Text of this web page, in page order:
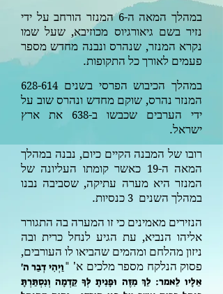
במהלך המאה ה-6המנזר הורחב על ידי
נזיר בשם גיאורגיוס מכוזיבא, שעל שמו
נקרא המנזר, שנהרס ונבנה מחדש מספר
פעמים לאורך כל התקופות.
במהלך הכיבוש הפרסי בשנים
628-614
המנזר נהרס, שוקם מחדש ונהרס שוב על
ידי הערבים שכבשו ב-638
את ארץ
ישראל.
רובו של המבנה הקיים כיום, נבנה במהלך
המאה ה-19 כאשר קומתו העליונה של
המנזר היא מערה עתיקה, שסביבה נבנו
במהלך השנים 3 כנסיות.
הנזירים מאמינים כי זו המערה בה התגורר
אליהו הנביא, עת הגיע לנחל כרית ובה
ניזון מהלחם ומהמים שהביאו לו העורבים,
פסוק הנלקח מספר מלכים א' "וַיְהִי דְבַר ה'
אֵלָיו לֵאמר: לֵךְ מִזֶּה וּפָנִיתָ לְּךָ קֵדְמָה וְנִסְתַּרְתָּ